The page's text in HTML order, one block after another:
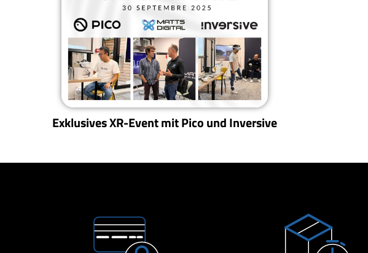
Exklusives XR-Event mit Pico und Inversive